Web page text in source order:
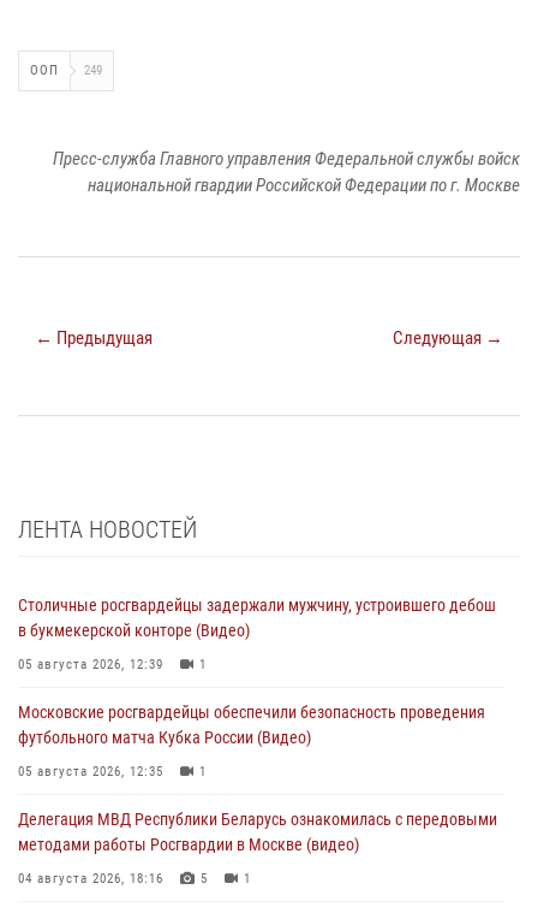
ООП 249
Пресс-служба Главного управления Федеральной службы войск
национальной гвардии Российской Федерации по г. Москве
← Предыдущая Следующая →
ЛЕНТА НОВОСТЕЙ
Столичные росгвардейцы задержали мужчину, устроившего дебош
в букмекерской конторе (Видео)
05 августа 2026, 12:39 1
Московские росгвардейцы обеспечили безопасность проведения
футбольного матча Кубка России (Видео)
05 августа 2026, 12:35 1
Делегация МВД Республики Беларусь ознакомилась с передовыми
методами работы Росгвардии в Москве (видео)
04 августа 2026, 18:16 5 1